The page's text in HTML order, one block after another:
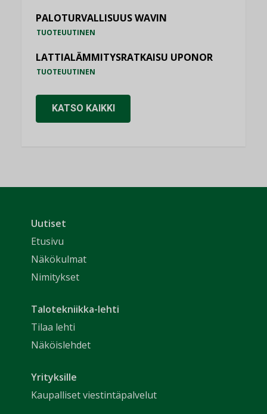
PALOTURVALLISUUS WAVIN
TUOTEUUTINEN
LATTIALÄMMITYSRATKAISU UPONOR
TUOTEUUTINEN
KATSO KAIKKI
Uutiset
Etusivu
Näkökulmat
Nimitykset
Talotekniikka-lehti
Tilaa lehti
Näköislehdet
Yrityksille
Kaupalliset viestintäpalvelut